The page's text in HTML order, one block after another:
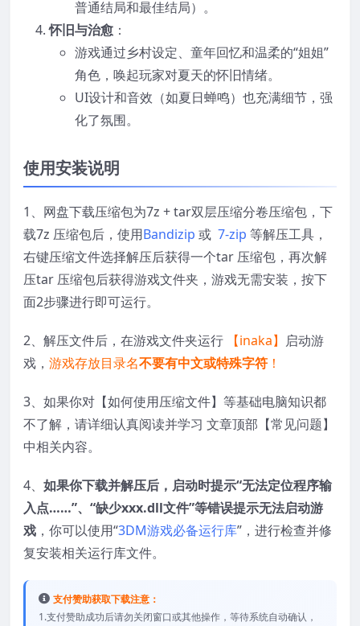
普通结局和最佳结局）。
怀旧与治愈 ：
游戏通过乡村设定、童年回忆和温柔的“姐姐”
角色，唤起玩家对夏天的怀旧情绪。
UI设计和音效（如夏日蝉鸣）也充满细节，强
化了氛围。
使用安装说明
1、网盘下载压缩包为7z + tar双层压缩分卷压缩包，下
载7z 压缩包后，使用Bandizip 或 7-zip 等解压工具，
右键压缩文件选择解压后获得一个tar 压缩包，再次解
压tar 压缩包后获得游戏文件夹，游戏无需安装，按下
面2步骤进行即可运行。
2、解压文件后，在游戏文件夹运行 【inaka】 启动游
戏， 游戏存放目录名不要有中文或特殊字符 ！
3、如果你对【如何使用压缩文件】等基础电脑知识都
不了解，请详细认真阅读并学习 文章顶部【常见问题】
中相关内容。
4、 如果你下载并解压后，启动时提示“无法定位程序输
入点……”、“缺少xxx.dll文件”等错误提示无法启动游
戏 ，你可以使用“3DM游戏必备运行库”，进行检查并修
复安装相关运行库文件。
支付赞助获取下载注意：
1.支付赞助成功后请勿关闭窗口或其他操作，等待系统自动确认，